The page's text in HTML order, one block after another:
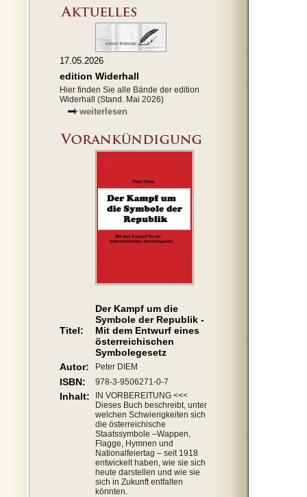
17.05.2026
edition Widerhall
Hier finden Sie alle Bände der edition
Widerhall (Stand. Mai 2026)
weiterlesen
Titel:
Der Kampf um die
Symbole der Republik -
Mit dem Entwurf eines
österreichischen
Symbolegesetz
Autor:
Peter DIEM
ISBN: 978-3-9506271-0-7
Inhalt:
IN VORBEREITUNG <<<
Dieses Buch beschreibt, unter
welchen Schwierigkeiten sich
die österreichische
Staatssymbole –Wappen,
Flagge, Hymnen und
Nationalfeiertag – seit 1918
entwickelt haben, wie sie sich
heute darstellen und wie sie
sich in Zukunft entfalten
könnten.